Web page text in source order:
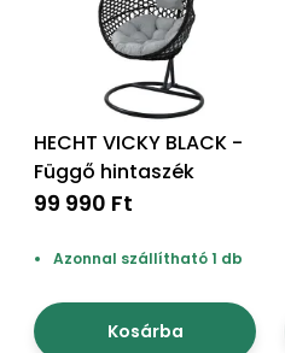
HECHT VICKY BLACK -
Függő hintaszék
99 990 Ft
Azonnal szállítható 1 db
Kosárba